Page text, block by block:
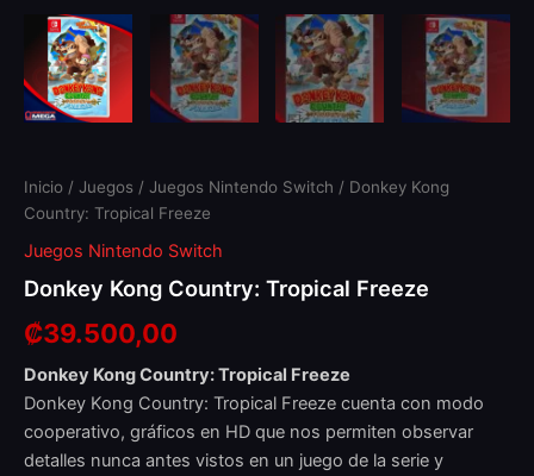
Inicio / Juegos / Juegos Nintendo Switch / Donkey Kong
Country: Tropical Freeze
Juegos Nintendo Switch
Donkey Kong Country: Tropical Freeze
₡39.500,00
Donkey Kong Country: Tropical Freeze
Donkey Kong Country: Tropical Freeze cuenta con modo
cooperativo, gráficos en HD que nos permiten observar
detalles nunca antes vistos en un juego de la serie y